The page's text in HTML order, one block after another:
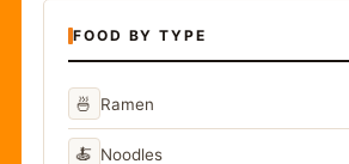
FOOD BY TYPE
🍜 Ramen
🍝 Noodles